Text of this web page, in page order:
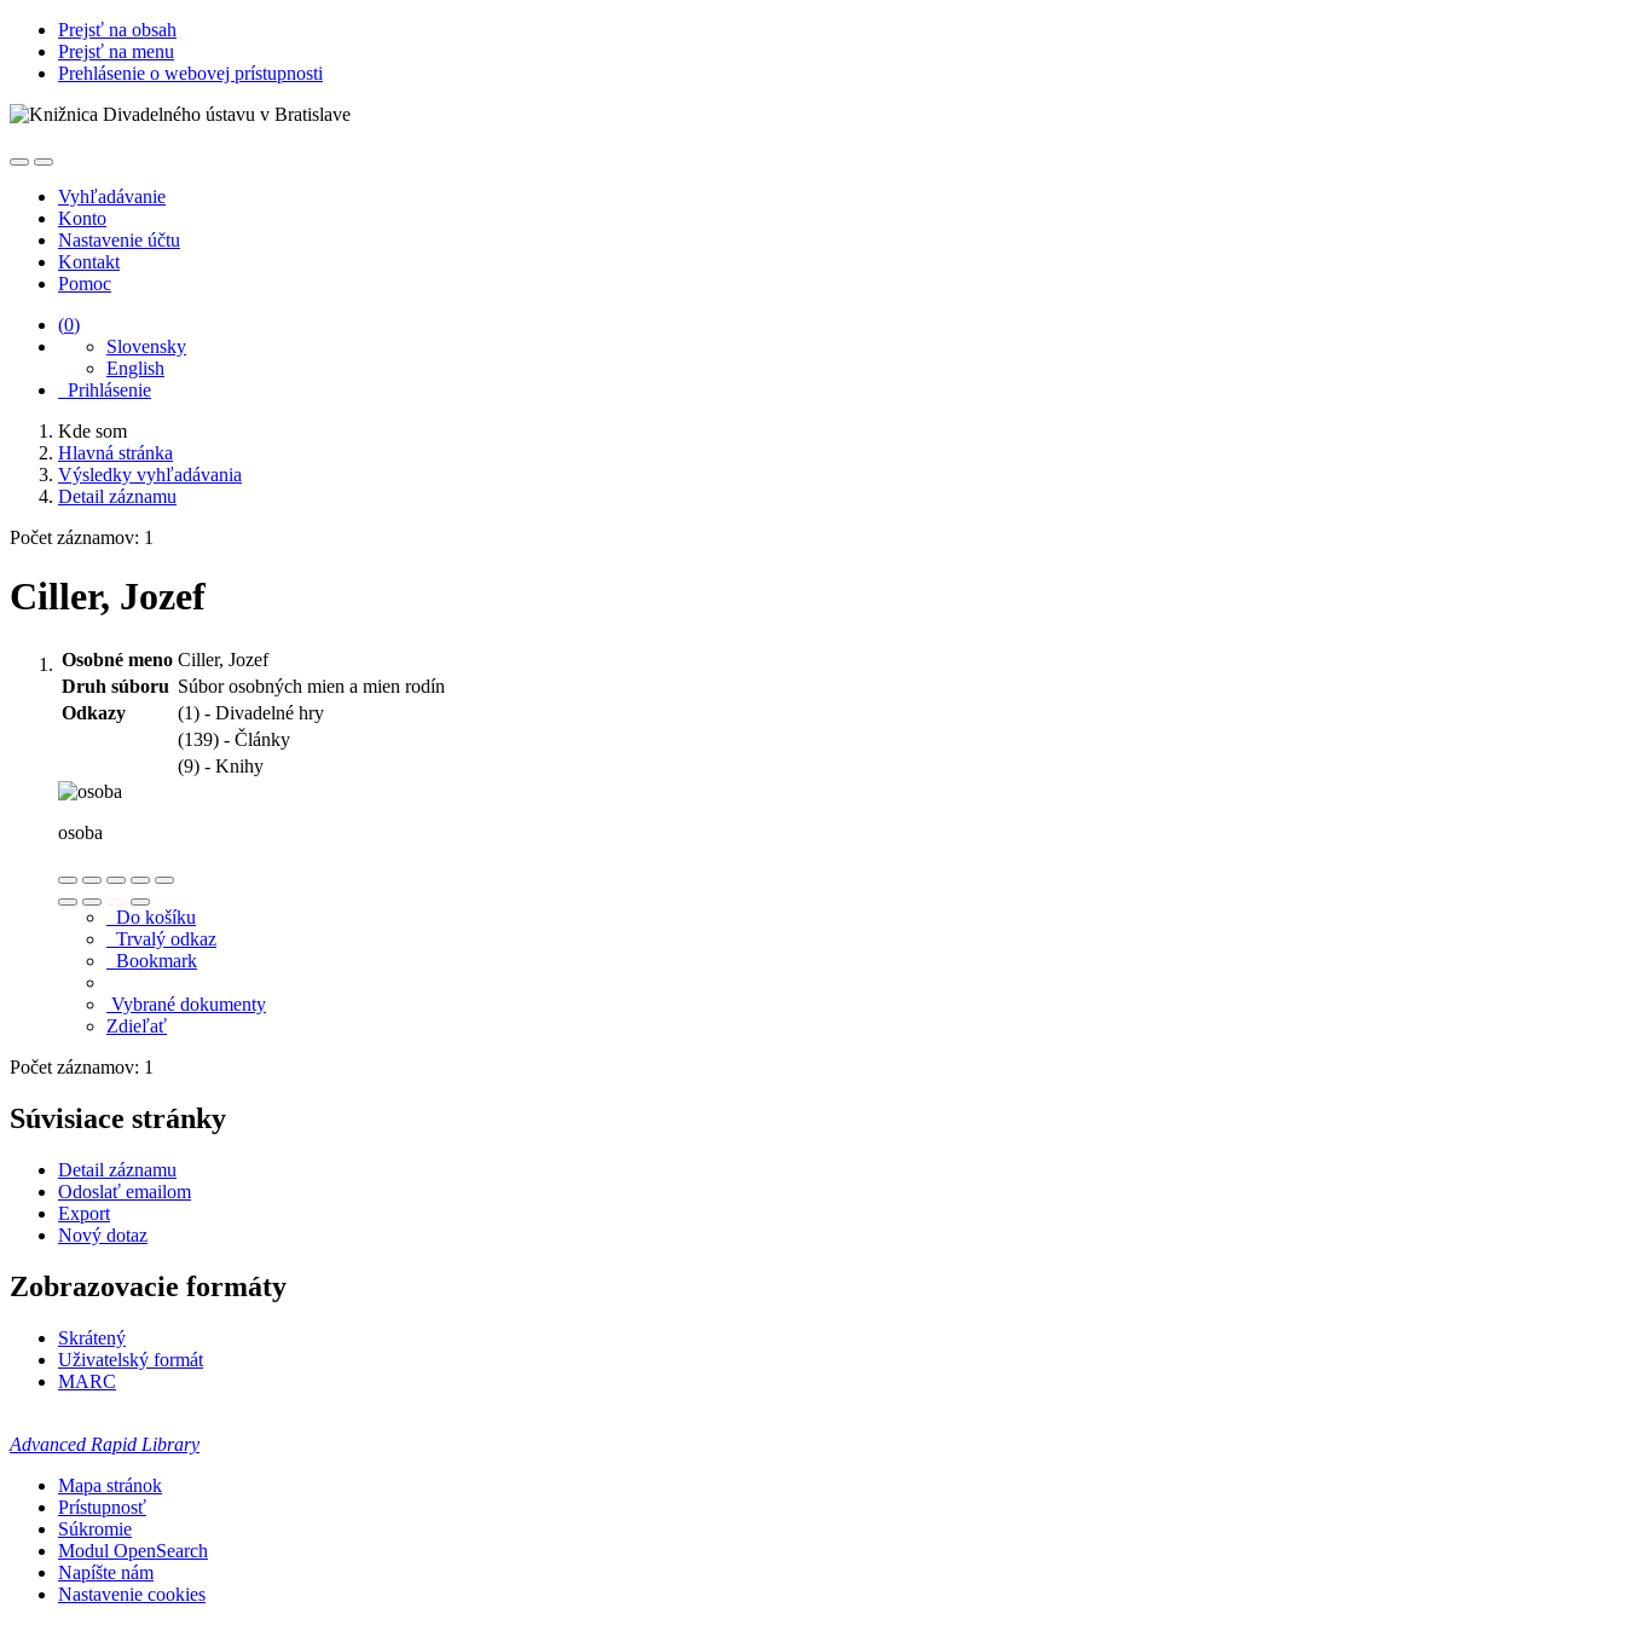
Prejsť na obsah
Prejsť na menu
Prehlásenie o webovej prístupnosti
Vyhľadávanie
Konto
Nastavenie účtu
Kontakt
Pomoc
(0)
Slovensky
English
Prihlásenie
Kde som
Hlavná stránka
Výsledky vyhľadávania
Detail záznamu
Počet záznamov: 1
Ciller, Jozef
Osobné meno Ciller, Jozef
Druh súboru Súbor osobných mien a mien rodín
Odkazy
(1) - Divadelné hry
(139) - Články
(9) - Knihy
osoba
Do košíku
Trvalý odkaz
Bookmark
Vybrané dokumenty
Zdieľať
Počet záznamov: 1
Súvisiace stránky
Detail záznamu
Odoslať emailom
Export
Nový dotaz
Zobrazovacie formáty
Skrátený
Uživatelský formát
MARC
Advanced Rapid Library
Mapa stránok
Prístupnosť
Súkromie
Modul OpenSearch
Napíšte nám
Nastavenie cookies